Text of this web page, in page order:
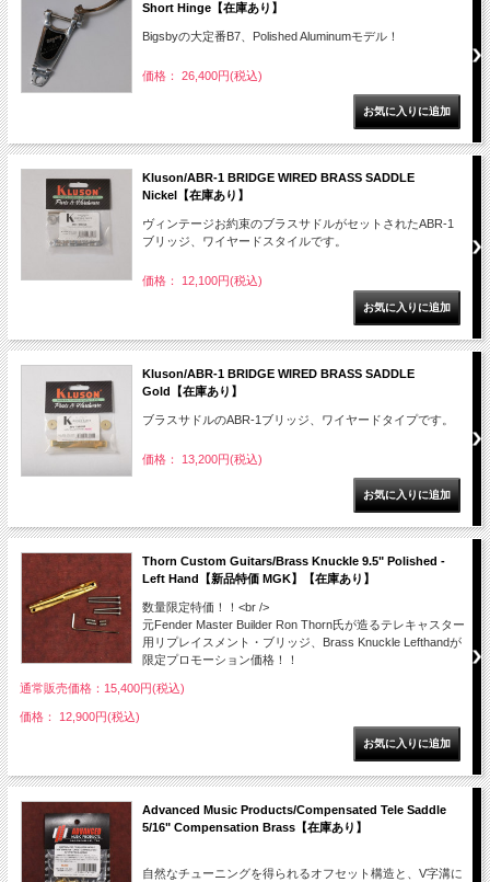
Short Hinge【在庫あり】
Bigsbyの大定番B7、Polished Aluminumモデル！
価格： 26,400円(税込)
Kluson/ABR-1 BRIDGE WIRED BRASS SADDLE
Nickel【在庫あり】
ヴィンテージお約束のブラスサドルがセットされたABR-1
ブリッジ、ワイヤードスタイルです。
価格： 12,100円(税込)
Kluson/ABR-1 BRIDGE WIRED BRASS SADDLE
Gold【在庫あり】
ブラスサドルのABR-1ブリッジ、ワイヤードタイプです。
価格： 13,200円(税込)
Thorn Custom Guitars/Brass Knuckle 9.5" Polished -
Left Hand【新品特価 MGK】【在庫あり】
数量限定特価！！<br />
元Fender Master Builder Ron Thorn氏が造るテレキャスター
用リプレイスメント・ブリッジ、Brass Knuckle Lefthandが
限定プロモーション価格！！
通常販売価格：15,400円(税込)
価格： 12,900円(税込)
Advanced Music Products/Compensated Tele Saddle
5/16" Compensation Brass【在庫あり】
自然なチューニングを得られるオフセット構造と、V字溝に